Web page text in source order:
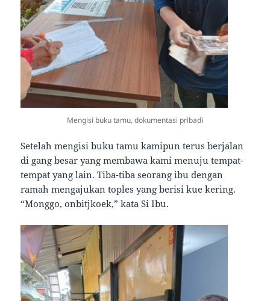
Mengisi buku tamu, dokumentasi pribadi
Setelah mengisi buku tamu kamipun terus berjalan
di gang besar yang membawa kami menuju tempat-
tempat yang lain. Tiba-tiba seorang ibu dengan
ramah mengajukan toples yang berisi kue kering.
“Monggo, onbitjkoek,” kata Si Ibu.